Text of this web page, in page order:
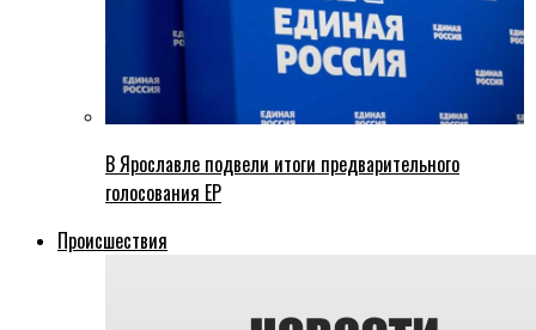
В Ярославле подвели итоги предварительного
голосования ЕР
Происшествия